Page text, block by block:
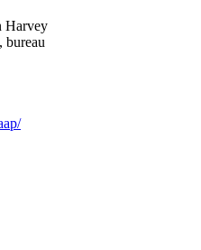
Harvey
bureau